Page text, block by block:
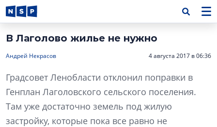
В Лаголово жилье не нужно
Андрей Некрасов 4 августа 2017 в 06:36
Градсовет Ленобласти отклонил поправки в
Генплан Лаголовского сельского поселения.
Там уже достаточно земель под жилую
застройку, которые пока все равно не